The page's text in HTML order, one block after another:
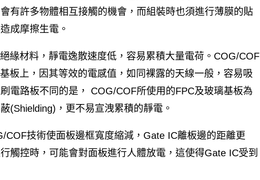
有許多物體相互接觸的機會，而組裝時也須進行薄膜的貼
成摩擦生電。
緣材料，靜電逸散速度低，容易累積大量電荷。COG/COF
板上，因其等效的電感值，如同裸露的天線一般，容易吸
電路板不同的是， COG/COF所使用的FPC及玻璃基板為
(Shielding)，更不易宣洩累積的靜電。
COF技術使面板邊框寬度縮減，Gate IC離板邊的距離更
觸控時，可能會對面板進行人體放電，這使得Gate IC受到